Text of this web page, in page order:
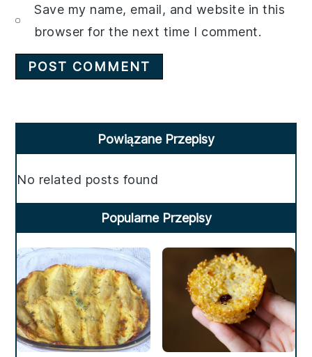
Save my name, email, and website in this
browser for the next time I comment.
Sidebar
Powiązane Przepisy
No related posts found
Popularne Przepisy